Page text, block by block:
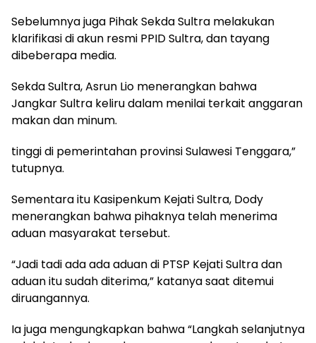
Sebelumnya juga Pihak Sekda Sultra melakukan
klarifikasi di akun resmi PPID Sultra, dan tayang
dibeberapa media.
Sekda Sultra, Asrun Lio menerangkan bahwa
Jangkar Sultra keliru dalam menilai terkait anggaran
makan dan minum.
tinggi di pemerintahan provinsi Sulawesi Tenggara,”
tutupnya.
Sementara itu Kasipenkum Kejati Sultra, Dody
menerangkan bahwa pihaknya telah menerima
aduan masyarakat tersebut.
“Jadi tadi ada ada aduan di PTSP Kejati Sultra dan
aduan itu sudah diterima,” katanya saat ditemui
diruangannya.
Ia juga mengungkapkan bahwa “Langkah selanjutnya